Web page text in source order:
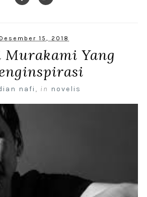
Desember 15, 2018
Yang
nafi , in novelis